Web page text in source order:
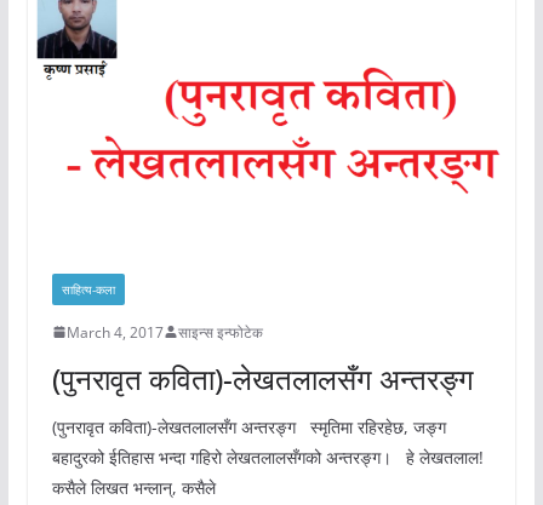
साहित्य-कला
March 4, 2017 साइन्स इन्फोटेक
(पुनरावृत कविता)-लेखतलालसँग अन्तरङ्ग
(पुनरावृत कविता)-लेखतलालसँग अन्तरङ्ग स्मृतिमा रहिरहेछ, जङ्ग
बहादुरको ईतिहास भन्दा गहिरो लेखतलालसँगको अन्तरङ्ग। हे लेखतलाल!
कसैले लिखत भन्लान्, कसैले